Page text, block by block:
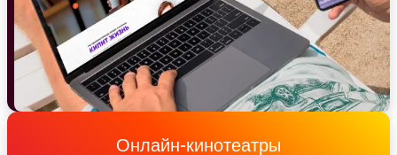
Онлайн-кинотеатры